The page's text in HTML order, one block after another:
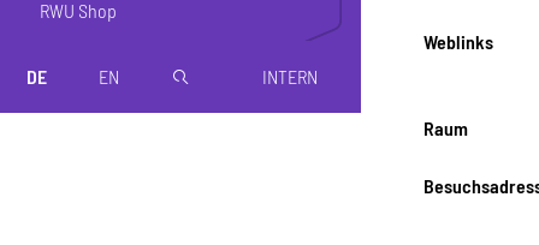
RWU Shop
DE EN magnifier INTERN
Weblinks
Raum